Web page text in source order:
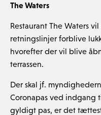
The Waters
Restaurant The Waters
retningslinjer forblive
hvorefter der vil blive
terrassen.
Der skal jf.
Coronapas ved indgang
gyldigt pas, er det